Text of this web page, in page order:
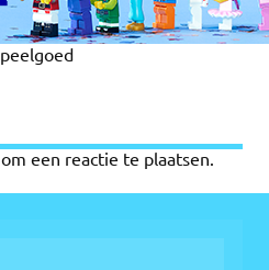
om een reactie te plaatsen.